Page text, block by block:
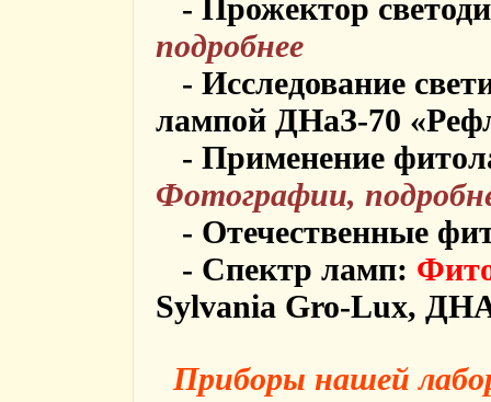
- Прожектор
подробнее
- Исследование
лампой ДНаЗ-70
- Применение
Фотографии,
- Отечественные
- Спектр ламп:
Sylvania Gro-Lux,
Приборы нашей